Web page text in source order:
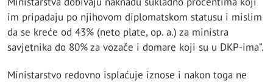
im pripadaju po njihovom diplomatskom statusu i mislim
da se kreće od 43% (neto plate, op. a.) za ministra
savjetnika do 80% za vozače i domare koji su u DKP-ima”.
Ministarstvo redovno isplaćuje iznose i nakon toga ne